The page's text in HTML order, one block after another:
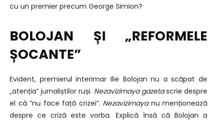
cu un premier precum George Simion?
BOLOJAN ȘI „REFORMELE
ȘOCANTE”
Evident, premierul interimar Ilie Bolojan nu a scăpat de
„atenția” jurnaliștilor ruși. Nezavizimaya gazetascrie despre
el că ”nu face față crizei”. Nezavizimaya nu menționează
despre ce criză este vorba. Explică însă că Bolojan a